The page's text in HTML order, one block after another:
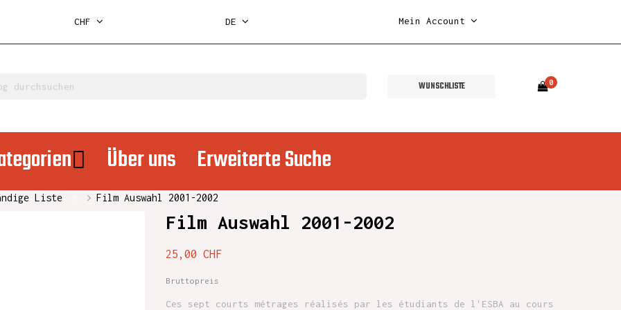
CHF DE Mein Account
WUNSCHLISTE 0
Über uns Erweiterte Suche
Liste Film Auswahl 2001-2002
Film Auswahl 2001-2002
25,00 CHF
Bruttopreis
Ces sept courts métrages réalisés par les étudiants de l'ESBA au cours